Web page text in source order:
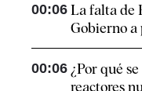
00:06 La falta de
Gobierno a
00:06 ¿Por qué
reactores